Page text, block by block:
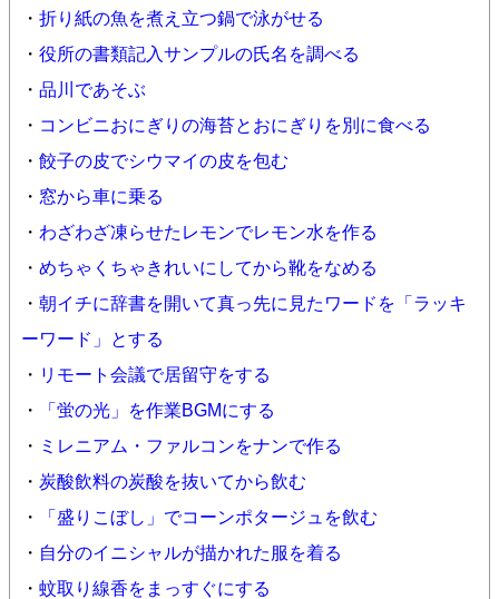
・ 折り紙の魚を煮え立つ鍋で泳がせる
・ 役所の書類記入サンプルの氏名を調べる
・ 品川であそぶ
・ コンビニおにぎりの海苔とおにぎりを別に食べる
・ 餃子の皮でシウマイの皮を包む
・ 窓から車に乗る
・ わざわざ凍らせたレモンでレモン水を作る
・ めちゃくちゃきれいにしてから靴をなめる
・ 朝イチに辞書を開いて真っ先に見たワードを「ラッキ
ーワード」とする
・ リモート会議で居留守をする
・
「蛍の光」を作業BGMにする
・ ミレニアム・ファルコンをナンで作る
・ 炭酸飲料の炭酸を抜いてから飲む
・
「盛りこぼし」でコーンポタージュを飲む
・ 自分のイニシャルが描かれた服を着る
・ 蚊取り線香をまっすぐにする